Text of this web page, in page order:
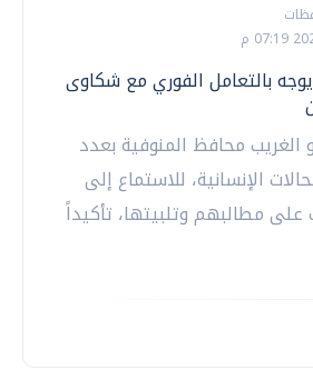
بالتعامل الفوري مع شكاوى
الغريب محافظ المنوفية بعدد
الإنسانية، للاستماع إلى
مطالبهم وتلبيتها، تأكيداً